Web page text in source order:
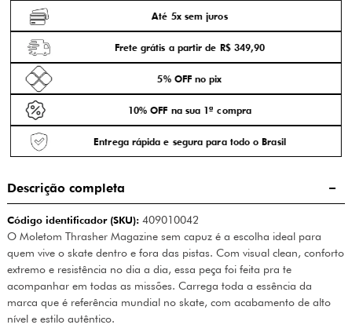
Até 5x sem juros
Frete grátis a partir de R$ 349,90
5% OFF no pix
10% OFF na sua 1ª compra
Entrega rápida e segura para todo o Brasil
Descrição completa
Código identificador (SKU):409010042
O Moletom Thrasher Magazine sem capuz é a escolha ideal para
quem vive o skate dentro e fora das pistas. Com visual clean, conforto
extremo e resistência no dia a dia, essa peça foi feita pra te
acompanhar em todas as missões. Carrega toda a essência da
marca que é referência mundial no skate, com acabamento de alto
nível e estilo autêntico.